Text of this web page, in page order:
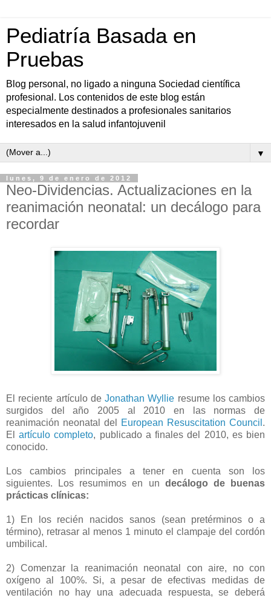
Pediatría Basada en
Pruebas
Blog personal, no ligado a ninguna Sociedad científica
profesional. Los contenidos de este blog están
especialmente destinados a profesionales sanitarios
interesados en la salud infantojuvenil
▼
lunes, 9 de enero de 2012
Neo-Dividencias. Actualizaciones en la
reanimación neonatal: un decálogo para
recordar
El reciente artículo de Jonathan Wyllie resume los cambios
surgidos del año 2005 al 2010 en las normas de
reanimación neonatal del
European Resuscitation Council .
Elartículo completo, publicado a finales del 2010, es bien
conocido.
Los cambios principales a tener en cuenta son los
siguientes. Los resumimos en un decálogo de buenas
prácticas clínicas:
1) En los recién nacidos sanos (sean pretérminos o a
término), retrasar al menos 1 minuto el clampaje del cordón
umbilical.
2) Comenzar la reanimación neonatal con aire, no con
oxígeno al 100%. Si, a pesar de efectivas medidas de
ventilación no hay una adecuada respuesta, se deberá